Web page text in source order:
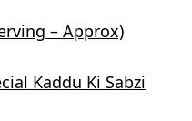
– Approx)
Kaddu Ki Sabzi